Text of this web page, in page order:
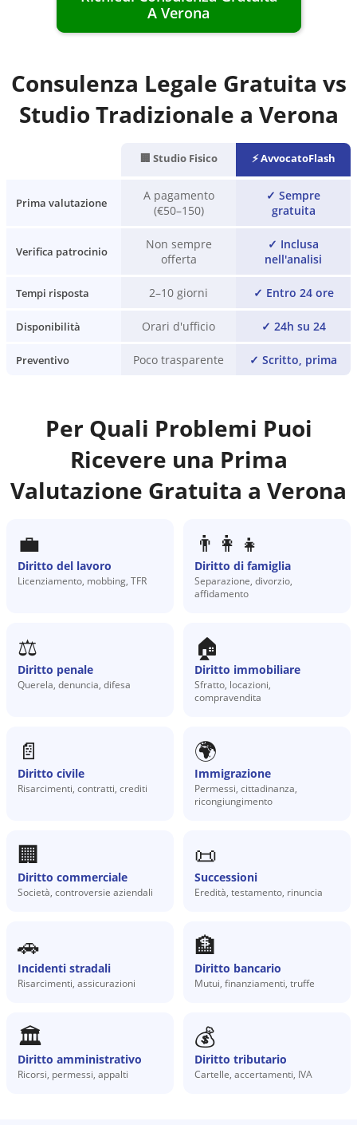
A Verona
Consulenza Legale Gratuita vs
Studio Tradizionale a Verona
🏢 Studio Fisico ⚡ AvvocatoFlash
Prima valutazione
A pagamento
(€50–150)
✓ Sempre
gratuita
Verifica patrocinio
Non sempre
offerta
✓ Inclusa
nell'analisi
Tempi risposta 2–10 giorni ✓ Entro 24 ore
Disponibilità Orari d'ufficio ✓ 24h su 24
Preventivo Poco trasparente ✓ Scritto, prima
Per Quali Problemi Puoi
Ricevere una Prima
Valutazione Gratuita a Verona
💼
Diritto del lavoro
Licenziamento, mobbing, TFR
👨‍👩‍👧
Diritto di famiglia
Separazione, divorzio,
affidamento
⚖️
Diritto penale
Querela, denuncia, difesa
🏠
Diritto immobiliare
Sfratto, locazioni,
compravendita
📄
Diritto civile
Risarcimenti, contratti, crediti
🌍
Immigrazione
Permessi, cittadinanza,
ricongiungimento
🏢
Diritto commerciale
Società, controversie aziendali
📜
Successioni
Eredità, testamento, rinuncia
🚗
Incidenti stradali
Risarcimenti, assicurazioni
🏦
Diritto bancario
Mutui, finanziamenti, truffe
🏛️
Diritto amministrativo
Ricorsi, permessi, appalti
💰
Diritto tributario
Cartelle, accertamenti, IVA